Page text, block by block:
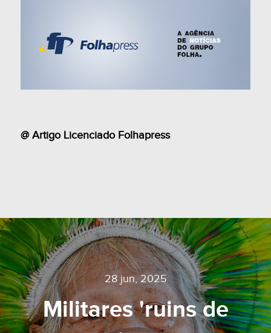
@ Artigo Licenciado Folhapress
28 jun, 2025
Militares 'ruins de